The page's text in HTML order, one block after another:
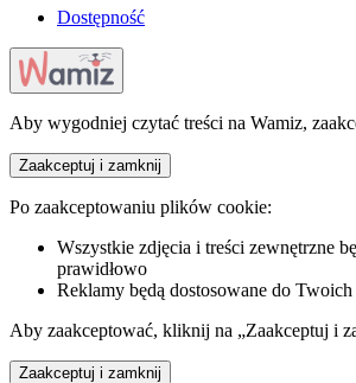
Dostępność
Aby wygodniej czytać treści na Wamiz,
Zaakceptuj i zamknij
Po zaakceptowaniu plików cookie:
Wszystkie zdjęcia i treści zewnętrzne
prawidłowo
Reklamy będą dostosowane do
Aby zaakceptować, kliknij na „Zaakceptuj i
Zaakceptuj i zamknij